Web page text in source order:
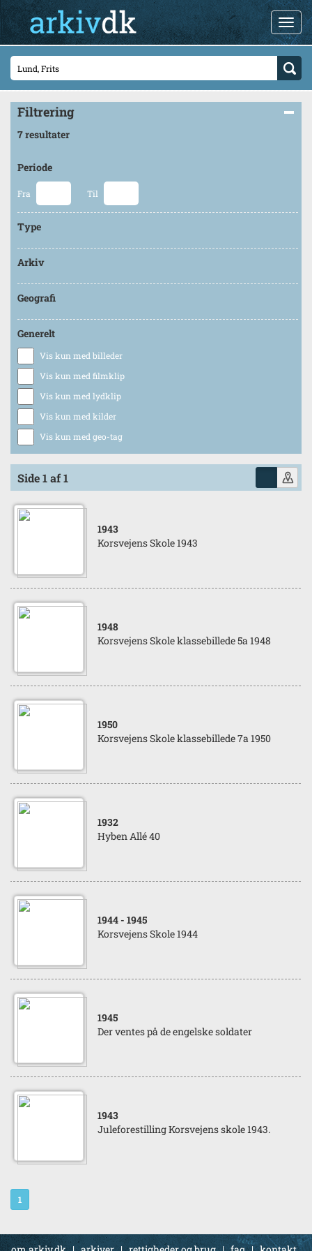
Filtrering
7 resultater
Periode
Fra Til
Type
Arkiv
Geografi
Generelt
Vis kun med billeder
Vis kun med filmklip
Vis kun med lydklip
Vis kun med kilder
Vis kun med geo-tag
Side 1 af 1
1943
Korsvejens Skole 1943
1948
Korsvejens Skole klassebillede 5a 1948
1950
Korsvejens Skole klassebillede 7a 1950
1932
Hyben Allé 40
1944 - 1945
Korsvejens Skole 1944
1945
Der ventes på de engelske soldater
1943
Juleforestilling Korsvejens skole 1943.
1